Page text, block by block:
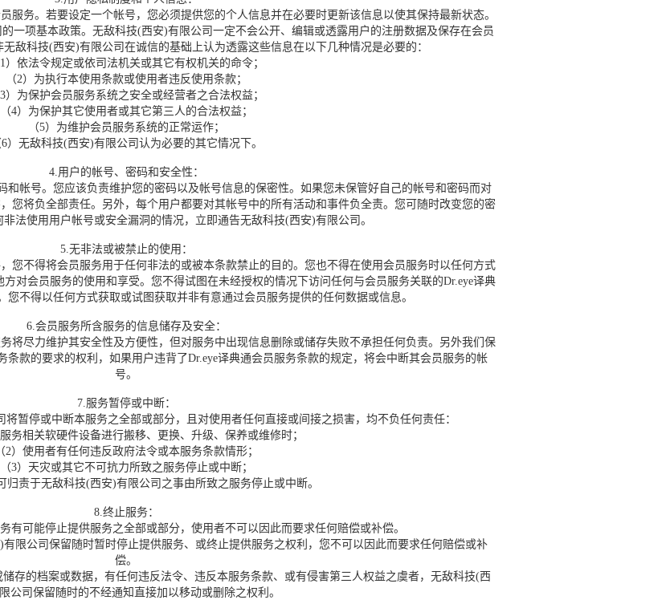
务。若要设定一个帐号，您必须提供您的个人信息并在必要时更新该信息以使其保持最新状态。
项基本政策。无敌科技(西安)有限公司一定不会公开、编辑或透露用户的注册数据及保存在会员
敌科技(西安)有限公司在诚信的基础上认为透露这些信息在以下几种情况是必要的：
1）依法令规定或依司法机关或其它有权机关的命令；
（2）为执行本使用条款或使用者违反使用条款；
3）为保护会员服务系统之安全或经营者之合法权益；
（4）为保护其它使用者或其它第三人的合法权益；
（5）为维护会员服务系统的正常运作；
6）无敌科技(西安)有限公司认为必要的其它情况下。
4.用户的帐号、密码和安全性：
帐号。您应该负责维护您的密码以及帐号信息的保密性。如果您未保管好自己的帐号和密码而对
您将负全部责任。另外，每个用户都要对其帐号中的所有活动和事件负全责。您可随时改变您的密
法使用用户帐号或安全漏洞的情况，立即通告无敌科技(西安)有限公司。
5.无非法或被禁止的使用：
不得将会员服务用于任何非法的或被本条款禁止的目的。您也不得在使用会员服务时以任何方式
对会员服务的使用和享受。您不得试图在未经授权的情况下访问任何与会员服务关联的Dr.eye译典
您不得以任何方式获取或试图获取并非有意通过会员服务提供的任何数据或信息。
6.会员服务所含服务的信息储存及安全：
尽力维护其安全性及方便性，但对服务中出现信息删除或储存失败不承担任何负责。另外我们保
条款的要求的权利，如果用户违背了Dr.eye译典通会员服务条款的规定，将会中断其会员服务的帐
号。
7.服务暂停或中断：
停或中断本服务之全部或部分，且对使用者任何直接或间接之损害，均不负任何责任：
服务相关软硬件设备进行搬移、更换、升级、保养或维修时；
（2）使用者有任何违反政府法令或本服务条款情形；
（3）天灾或其它不可抗力所致之服务停止或中断；
归责于无敌科技(西安)有限公司之事由所致之服务停止或中断。
8.终止服务：
有可能停止提供服务之全部或部分，使用者不可以因此而要求任何赔偿或补偿。
有限公司保留随时暂时停止提供服务、或终止提供服务之权利，您不可以因此而要求任何赔偿或补
偿。
存的档案或数据，有任何违反法令、违反本服务条款、或有侵害第三人权益之虞者，无敌科技(西
公司保留随时的不经通知直接加以移动或删除之权利。